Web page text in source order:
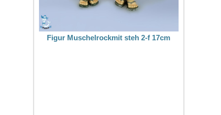
Figur Muschelrockmit steh 2-f 17cm